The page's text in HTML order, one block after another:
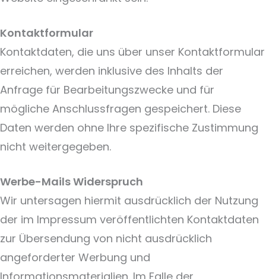
Kontaktformular
Kontaktdaten, die uns über unser Kontaktformular
erreichen, werden inklusive des Inhalts der
Anfrage für Bearbeitungszwecke und für
mögliche Anschlussfragen gespeichert. Diese
Daten werden ohne Ihre spezifische Zustimmung
nicht weitergegeben.
Werbe-Mails Widerspruch
Wir untersagen hiermit ausdrücklich der Nutzung
der im Impressum veröffentlichten Kontaktdaten
zur Übersendung von nicht ausdrücklich
angeforderter Werbung und